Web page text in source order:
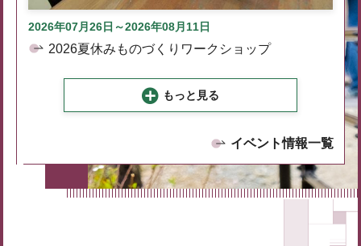
2026年07月26日～2026年08月11日
2026夏休みものづくりワークショップ
もっと見る
イベント情報一覧